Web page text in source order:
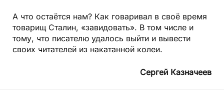
А что остаётся нам? Как говаривал в своё время
товарищ Сталин, «завидовать». В том числе и
тому, что писателю удалось выйти и вывести
своих читателей из накатанной колеи.
Сергей Казначеев